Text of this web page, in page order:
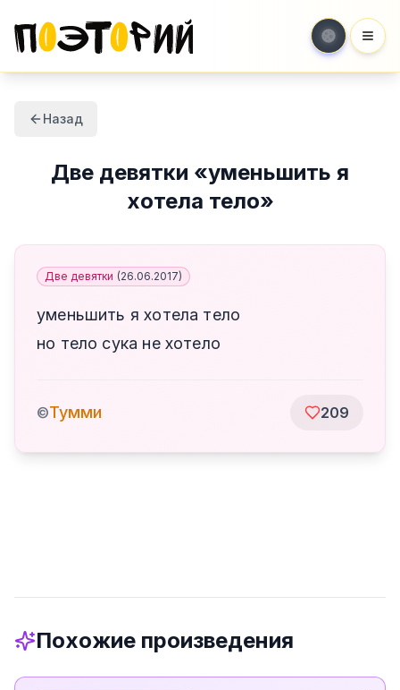
Назад
Две девятки «уменьшить я
хотела тело»
Две девятки (26.06.2017)
уменьшить я хотела тело
но тело сука не хотело
©Тумми 209
Похожие произведения